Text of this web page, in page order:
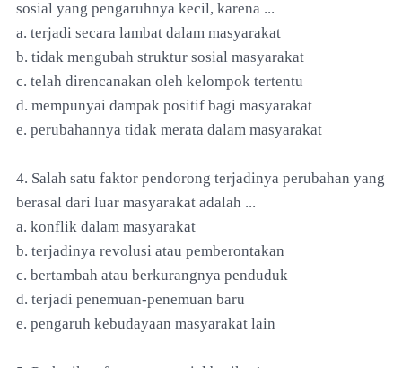
sosial yang pengaruhnya kecil, karena ...
a. terjadi secara lambat dalam masyarakat
b. tidak mengubah struktur sosial masyarakat
c. telah direncanakan oleh kelompok tertentu
d. mempunyai dampak positif bagi masyarakat
e. perubahannya tidak merata dalam masyarakat
4. Salah satu faktor pendorong terjadinya perubahan yang
berasal dari luar masyarakat adalah ...
a. konflik dalam masyarakat
b. terjadinya revolusi atau pemberontakan
c. bertambah atau berkurangnya penduduk
d. terjadi penemuan-penemuan baru
e. pengaruh kebudayaan masyarakat lain